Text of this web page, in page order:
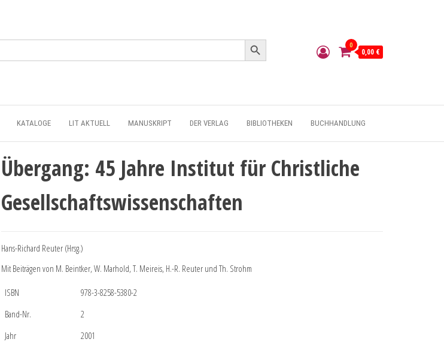
Search Button
0
0,00 €
KATALOGE LIT AKTUELL MANUSKRIPT DER VERLAG BIBLIOTHEKEN BUCHHANDLUNG
Übergang: 45 Jahre Institut für Christliche
Gesellschaftswissenschaften
Hans-Richard Reuter (Hrsg.)
Mit Beiträgen von M. Beintker, W. Marhold, T. Meireis, H.-R. Reuter und Th. Strohm
ISBN
978-3-8258-5380-2
Band-Nr.
2
Jahr
2001